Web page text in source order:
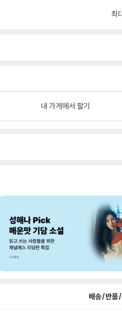
최
내 가게에서 팔기
배송/반품